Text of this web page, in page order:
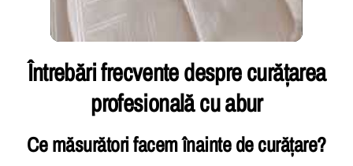
Întrebări frecvente despre curățarea
profesională cu abur
Ce măsurători facem înainte de curățare?